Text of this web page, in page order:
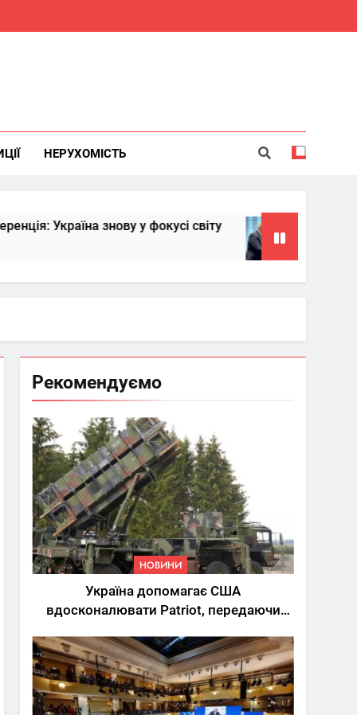
НЕРУХОМІСТЬ
знову у фокусі світу
6 Місяців Тому
Рекомендуємо
НОВИНИ
Україна допомагає США
вдосконалювати Patriot, передаючи